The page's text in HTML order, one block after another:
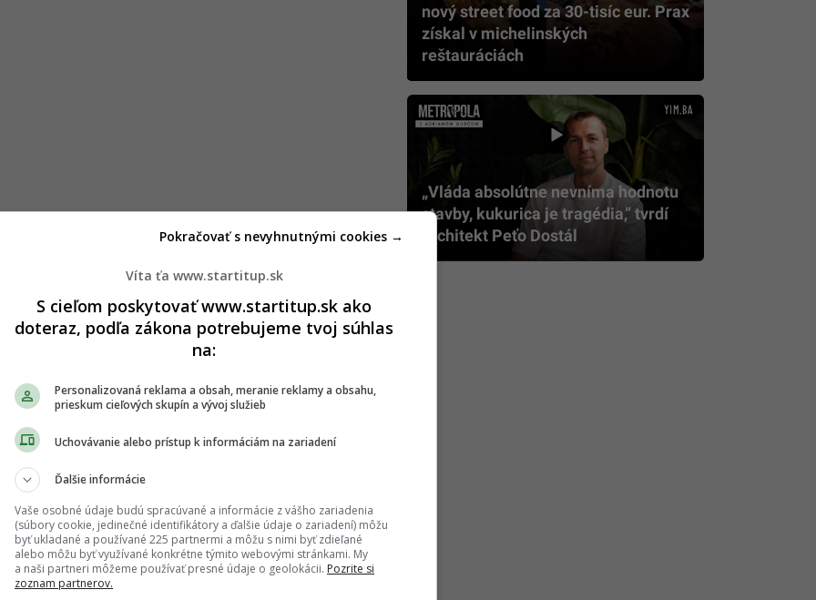
dizajnér Adrián Juráček, ktorý už niekoľko rokov
a tvorí pre nich obalový dizajn a vizuálnu
podobná publikácia, ktorá vznikla v Paríži.
nový street food za 30-tisíc eur. Prax
získal v michelinských
reštauráciách
„Vláda absolútne nevníma hodnotu
stavby, kukurica je tragédia,” tvrdí
architekt Peťo Dostál
Víta ťa www.startitup.sk
S cieľom poskytovať www.startitup.sk ako
doteraz, podľa zákona potrebujeme tvoj súhlas
na:
Personalizovaná reklama a obsah, meranie reklamy a obsahu,
prieskum cieľových skupín a vývoj služieb
Uchovávanie alebo prístup k informáciám na zariadení
Ďalšie informácie
Vaše osobné údaje budú spracúvané a informácie z vášho zariadenia
(súbory cookie, jedinečné identifikátory a ďalšie údaje o zariadení) môžu
byť ukladané a používané 225 partnermi a môžu s nimi byť zdieľané
alebo môžu byť využívané konkrétne týmito webovými stránkami. My
a naši partneri môžeme používať presné údaje o geolokácii. Pozrite si
zoznam partnerov.
Pokračovať s nevyhnutnými cookies →